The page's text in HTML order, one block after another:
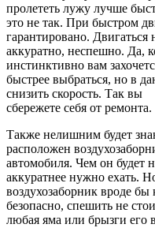
пролететь лужу лучше
это не так. При быстром
гарантировано.
аккуратно, неспешно. Да,
инстинктивно вам
быстрее выбраться, но в
снизить скорость. Так вы
сбережете себя от ремонта.
Также нелишним будет
расположен
автомобиля. Чем он будет
аккуратнее нужно ехать.
воздухозаборник вроде
безопасно, спешить не
любая яма или брызги его